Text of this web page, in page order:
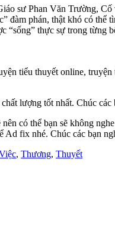
sư Phan Văn Trường,
đàm phán, thật khó có
thực sự trong từng
tiểu thuyết online, truyện
lượng tốt nhất. Chúc các
có thể bạn sẽ không
Ad fix nhé. Chúc các bạn
, Thương, Thuyết